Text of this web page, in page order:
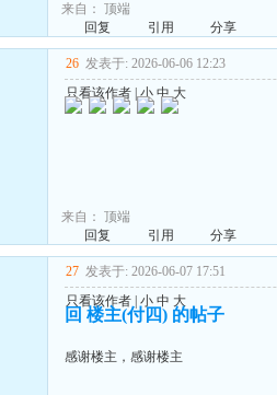
来自： 顶端
回复
引用 分享
26 发表于: 2026-06-06 12:23
只看该作者|小 中 大
来自： 顶端
回复
引用 分享
27 发表于: 2026-06-07 17:51
只看该作者| 小 中 大
回 楼主(付四) 的帖子
感谢楼主，感谢楼主